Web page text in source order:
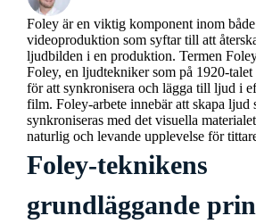
Foley är en viktig komponent inom
videoproduktion som syftar till att
ljudbilden i en produktion. Termen
Foley, en ljudtekniker som på 1920-
för att synkronisera och lägga till ljud i
film. Foley-arbete innebär att skapa ljud
synkroniseras med det visuella
naturlig och levande upplevelse för
Foley-teknikens
grundläggande